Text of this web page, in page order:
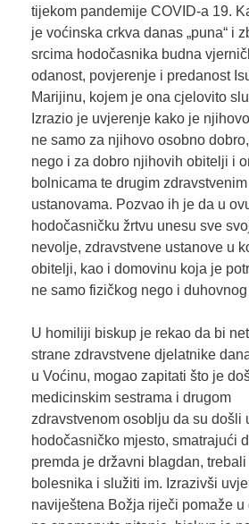
tijekom pandemije COVID-a 19.
je voćinska crkva danas „puna“ i
srcima hodočasnika budna
odanost, povjerenje i predanost
Marijinu, kojem je ona cjelovito
Izrazio je uvjerenje kako je
ne samo za njihovo osobno dobro,
nego i za dobro njihovih obitelji i
bolnicama te drugim zdravstvenim
ustanovama. Pozvao ih je da u
hodočasničku žrtvu unesu sve
nevolje, zdravstvene ustanove u
obitelji, kao i domovinu koja je
ne samo fizičkog nego i
U homiliji biskup je rekao da bi
strane zdravstvene djelatnike
u Voćinu, mogao zapitati što je
medicinskim sestrama i drugom
zdravstvenom osoblju da su došli
hodočasničko mjesto, smatrajući
premda je državni blagdan,
bolesnika i služiti im. Izrazivši
naviještena Božja riječi pomaže